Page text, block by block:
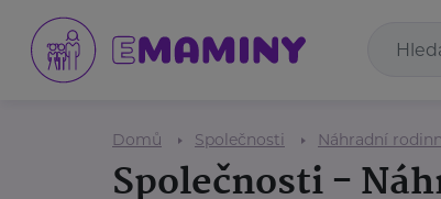
Domů Společnosti Náhradní
Společnosti -